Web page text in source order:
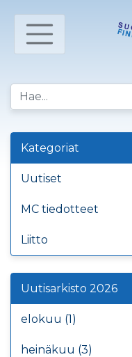
Kategoriat
Uutiset
MC tiedotteet
Liitto
Uutisarkisto 2026
elokuu (1)
heinäkuu (3)